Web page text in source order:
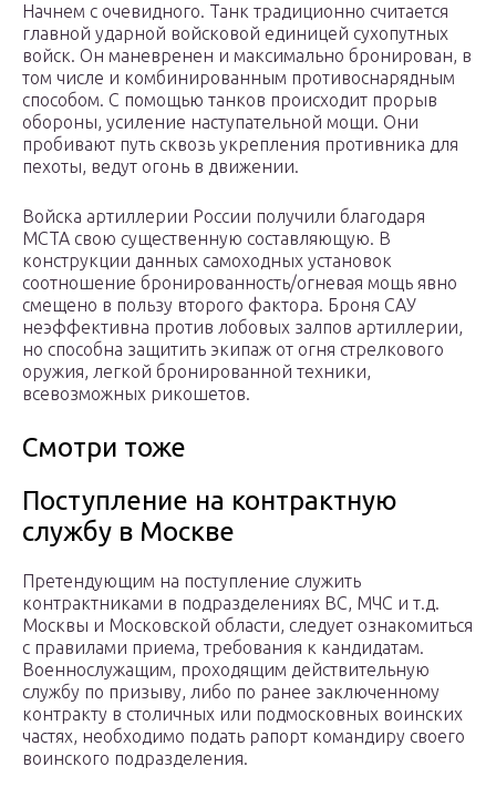
Начнем с очевидного. Танк традиционно считается
главной ударной войсковой единицей сухопутных
войск. Он маневренен и максимально бронирован, в
том числе и комбинированным противоснарядным
способом. С помощью танков происходит прорыв
обороны, усиление наступательной мощи. Они
пробивают путь сквозь укрепления противника для
пехоты, ведут огонь в движении.
Войска артиллерии России получили благодаря
МСТА свою существенную составляющую. В
конструкции данных самоходных установок
соотношение бронированность/огневая мощь явно
смещено в пользу второго фактора. Броня САУ
неэффективна против лобовых залпов артиллерии,
но способна защитить экипаж от огня стрелкового
оружия, легкой бронированной техники,
всевозможных рикошетов.
Смотри тоже
Поступление на контрактную
службу в Москве
Претендующим на поступление служить
контрактниками в подразделениях ВС, МЧС и т.д.
Москвы и Московской области, следует ознакомиться
с правилами приема, требования к кандидатам.
Военнослужащим, проходящим действительную
службу по призыву, либо по ранее заключенному
контракту в столичных или подмосковных воинских
частях, необходимо подать рапорт командиру своего
воинского подразделения.